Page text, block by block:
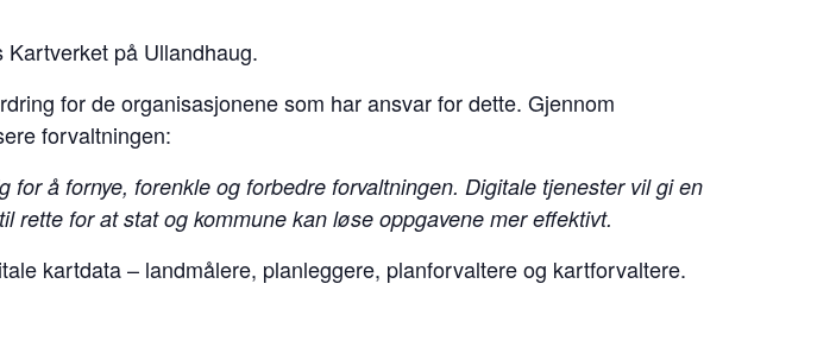
på Ullandhaug.
for de organisasjonene som har ansvar for dette. Gjennom
forvaltningen:
å fornye, forenkle og forbedre forvaltningen. Digitale tjenester vil gi en
for at stat og kommune kan løse oppgavene mer effektivt.
kartdata – landmålere, planleggere, planforvaltere og kartforvaltere.